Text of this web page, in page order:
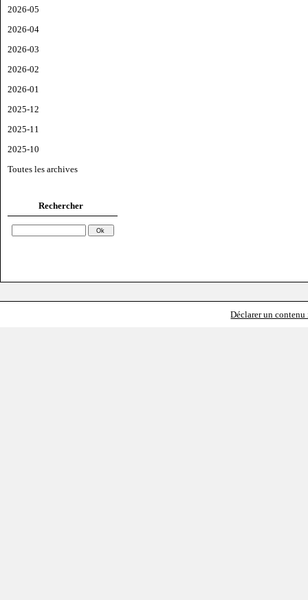
2026-05
2026-04
2026-03
2026-02
2026-01
2025-12
2025-11
2025-10
Toutes les archives
Rechercher
Déclarer un